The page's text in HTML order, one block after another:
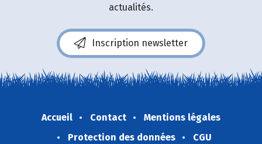
actualités.
Inscription newsletter
Accueil Contact
Mentions légales
Protection des données
CGU